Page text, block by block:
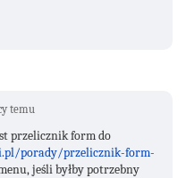
temu
przelicznik form do
porady/przelicznik-form-
jeśli byłby potrzebny